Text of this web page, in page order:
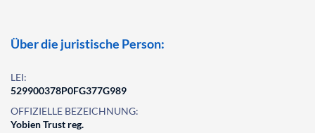
Über die juristische Person:
LEI:
529900378P0FG377G989
OFFIZIELLE BEZEICHNUNG:
Yobien Trust reg.